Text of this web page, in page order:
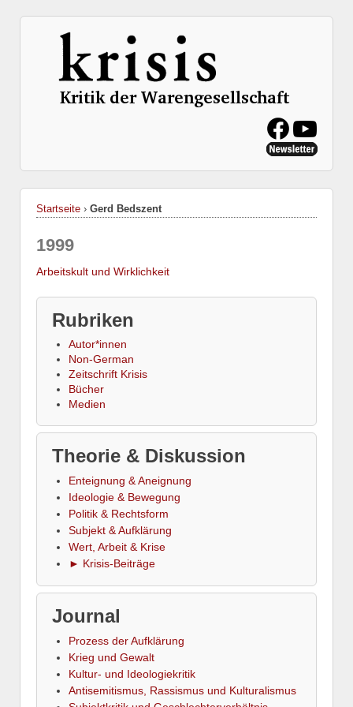
Startseite › Gerd Bedszent
1999
Arbeitskult und Wirklichkeit
Rubriken
Autor*innen
Non-German
Zeitschrift Krisis
Bücher
Medien
Theorie & Diskussion
Enteignung & Aneignung
Ideologie & Bewegung
Politik & Rechtsform
Subjekt & Aufklärung
Wert, Arbeit & Krise
► Krisis-Beiträge
Journal
Prozess der Aufklärung
Krieg und Gewalt
Kultur- und Ideologiekritik
Antisemitismus, Rassismus und Kulturalismus